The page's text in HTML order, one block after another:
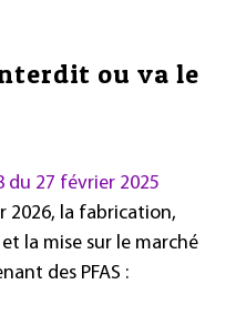
ou va le
du 27 février 2025
2026, la fabrication,
la mise sur le marché
des PFAS :